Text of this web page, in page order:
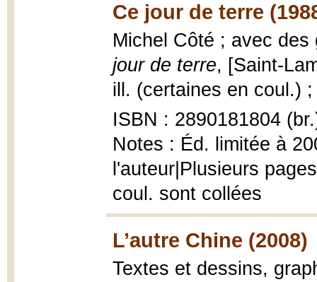
Ce jour de terre
Michel Côté ; avec
jour de terre, [Saint-
ill. (certaines en coul.)
ISBN : 2890181804
Notes : Éd. limitée à
l'auteur|Plusieurs
coul. sont collées
L’autre Chine (2008)
Textes et dessins,